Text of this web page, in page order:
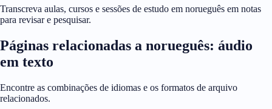
Transcreva aulas, cursos e sessões de estudo em norueguês em notas
para revisar e pesquisar.
Páginas relacionadas a norueguês: áudio
em texto
Encontre as combinações de idiomas e os formatos de arquivo
relacionados.